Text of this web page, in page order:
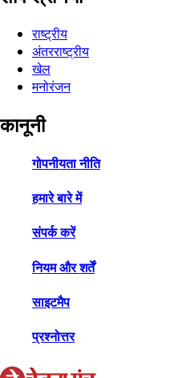
राष्ट्रीय
अंतरराष्ट्रीय
खेल
मनोरंजन
कानूनी
गोपनीयता नीति
हमारे बारे में
संपर्क करें
नियम और शर्तें
साइटमैप
प्रश्नोत्तर